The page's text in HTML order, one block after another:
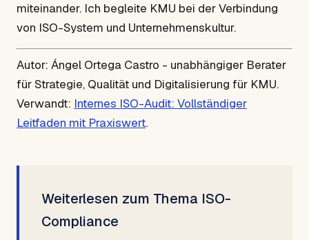
miteinander. Ich begleite KMU bei der Verbindung
von ISO-System und Unternehmenskultur.
Autor: Ángel Ortega Castro - unabhängiger Berater
für Strategie, Qualität und Digitalisierung für KMU.
Verwandt: Internes ISO-Audit: Vollständiger
Leitfaden mit Praxiswert.
Weiterlesen zum Thema ISO-
Compliance